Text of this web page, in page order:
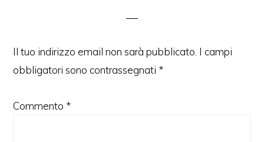
Il tuo indirizzo email non sarà pubblicato. I campi
obbligatori sono contrassegnati *
Commento *